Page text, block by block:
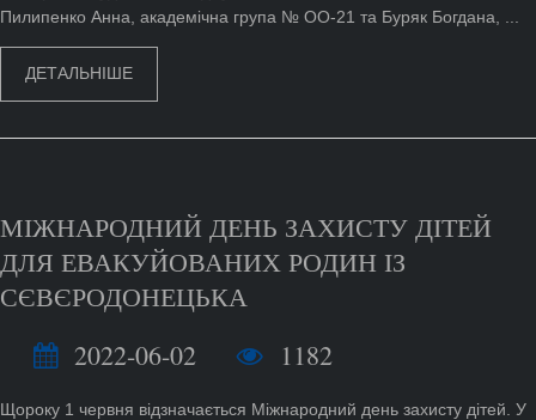
Пилипенко Анна, академічна група № ОО-21 та Буряк Богдана, ...
ДЕТАЛЬНІШЕ
МІЖНАРОДНИЙ ДЕНЬ ЗАХИСТУ ДІТЕЙ
ДЛЯ ЕВАКУЙОВАНИХ РОДИН ІЗ
СЄВЄРОДОНЕЦЬКА
2022-06-02
1182
Щороку 1 червня відзначається Міжнародний день захисту дітей. У